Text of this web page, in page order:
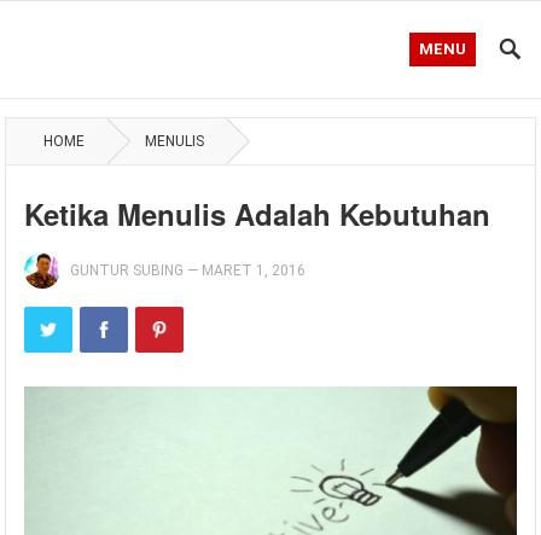
MENU
HOME MENULIS
Ketika Menulis Adalah Kebutuhan
GUNTUR SUBING — MARET 1, 2016